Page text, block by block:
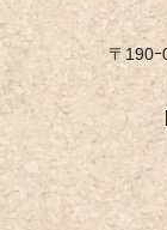
〒190
[営業